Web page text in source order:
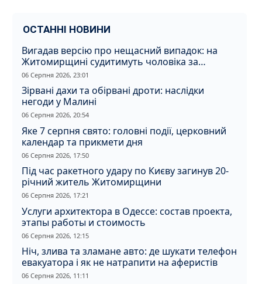
ОСТАННІ НОВИНИ
Вигадав версію про нещасний випадок: на
Житомирщині судитимуть чоловіка за
вбивство співмешканки
06 Серпня 2026, 23:01
Зірвані дахи та обірвані дроти: наслідки
негоди у Малині
06 Серпня 2026, 20:54
Яке 7 серпня свято: головні події, церковний
календар та прикмети дня
06 Серпня 2026, 17:50
Під час ракетного удару по Києву загинув 20-
річний житель Житомирщини
06 Серпня 2026, 17:21
Услуги архитектора в Одессе: состав проекта,
этапы работы и стоимость
06 Серпня 2026, 12:15
Ніч, злива та зламане авто: де шукати телефон
евакуатора і як не натрапити на аферистів
06 Серпня 2026, 11:11